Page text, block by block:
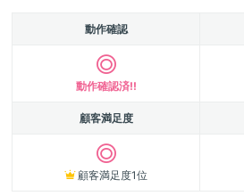
動作確認
動作確認済!!
顧客満足度
顧客満足度1位